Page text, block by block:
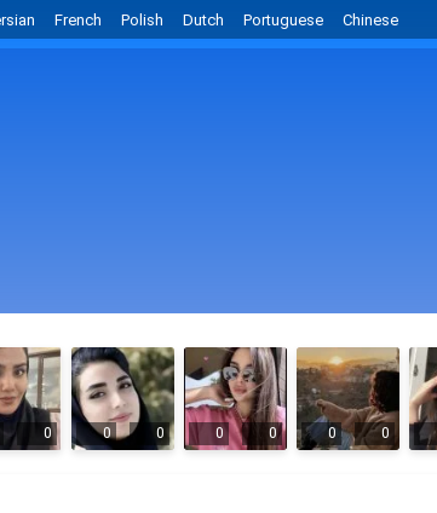
French Polish Dutch Portuguese Chinese
0 0 0 0 0 0 0